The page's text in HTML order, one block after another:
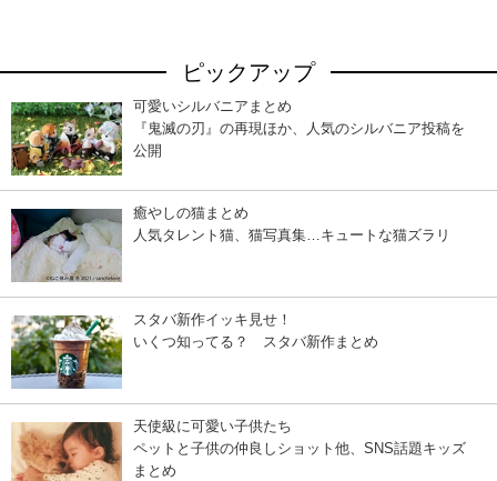
ピックアップ
可愛いシルバニアまとめ
『鬼滅の刃』の再現ほか、人気のシルバニア投稿を
公開
癒やしの猫まとめ
人気タレント猫、猫写真集…キュートな猫ズラリ
スタバ新作イッキ見せ！
いくつ知ってる？ スタバ新作まとめ
天使級に可愛い子供たち
ペットと子供の仲良しショット他、SNS話題キッズ
まとめ